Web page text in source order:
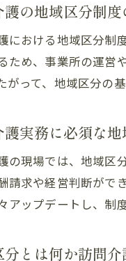
護の地域区分制
における地域区分制
ため、事業所の運営
がって、地域区分の
護実務に必須な
の現場では、地域区
請求や経営判断がで
アップデートし、制
分とは何か訪問